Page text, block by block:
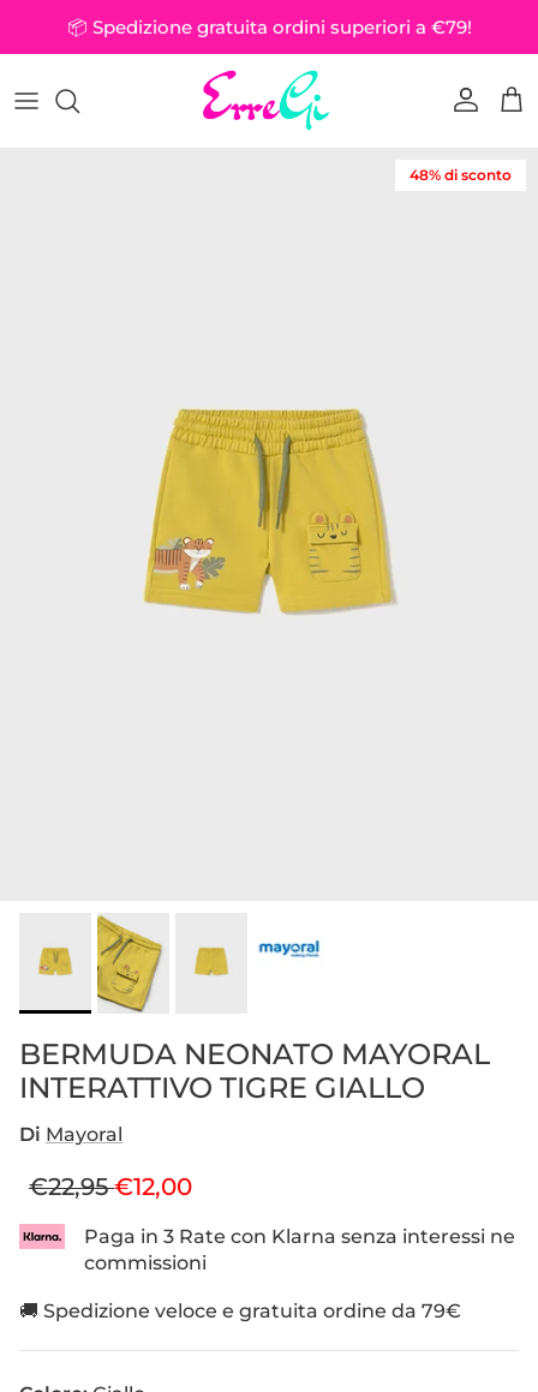
Passa ai contenuti
📦 Spedizione gratuita ordini superiori a €79!
Account
48% di sconto
BERMUDA NEONATO MAYORAL
INTERATTIVO TIGRE GIALLO
Di Mayoral
Prezzo normale
€22,95Prezzo di vendita
€12,00
Paga in 3 Rate con Klarna senza interessi ne
commissioni
🚚 Spedizione veloce e gratuita ordine da 79€